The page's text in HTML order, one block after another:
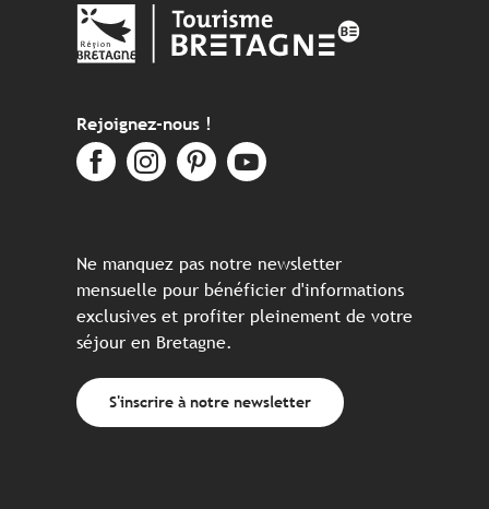
Rejoignez-nous !
Ne manquez pas notre newsletter
mensuelle pour bénéficier d'informations
exclusives et profiter pleinement de votre
séjour en Bretagne.
S'inscrire à notre newsletter